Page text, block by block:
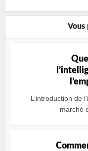
Vous
L’introduction de
marché